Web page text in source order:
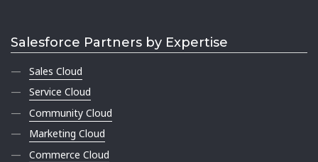
Salesforce Partners by Expertise
Sales Cloud
Service Cloud
Community Cloud
Marketing Cloud
Commerce Cloud